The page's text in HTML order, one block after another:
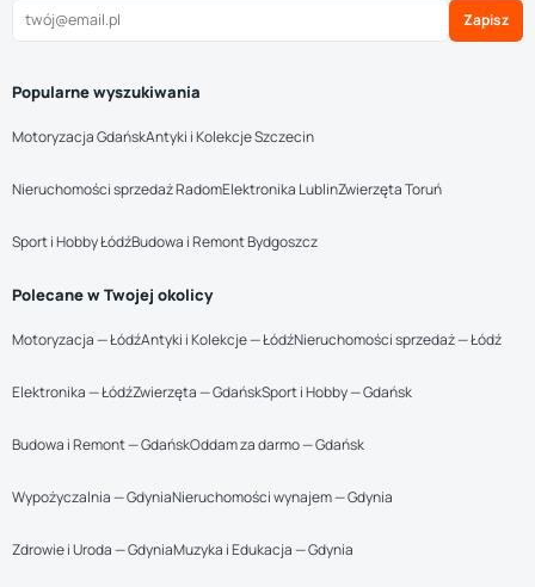
Zapisz
Popularne wyszukiwania
Motoryzacja GdańskAntyki i Kolekcje Szczecin
Nieruchomości sprzedaż RadomElektronika LublinZwierzęta Toruń
Sport i Hobby ŁódźBudowa i Remont Bydgoszcz
Polecane w Twojej okolicy
Motoryzacja — ŁódźAntyki i Kolekcje — ŁódźNieruchomości sprzedaż — Łódź
Elektronika — ŁódźZwierzęta — GdańskSport i Hobby — Gdańsk
Budowa i Remont — GdańskOddam za darmo — Gdańsk
Wypożyczalnia — GdyniaNieruchomości wynajem — Gdynia
Zdrowie i Uroda — GdyniaMuzyka i Edukacja — Gdynia